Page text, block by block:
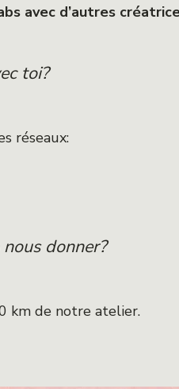
avec d’autres
toi?
réseaux:
donner?
km de notre atelier.